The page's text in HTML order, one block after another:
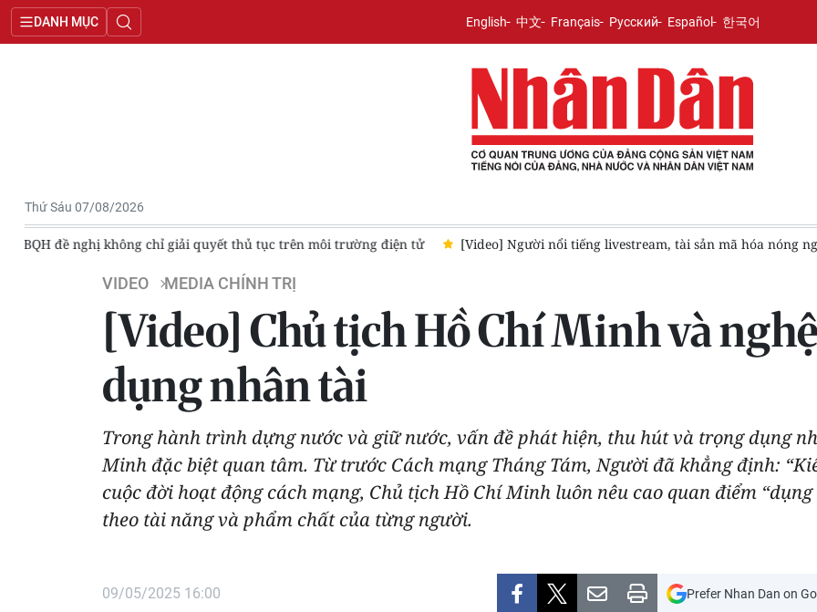
DANH MỤC English 中文 Français Русский Español 한국어
Thứ Sáu 07/08/2026
[Video] Người nổi tiếng livestream, tài sản mã hóa nóng nghị trường chiều 6/8 [Video] Việt Nam - Thái Lan hướng tới
VIDEO MEDIA CHÍNH TRỊ
[Video] Chủ tịch Hồ Chí Minh và
dụng nhân tài
Trong hành trình dựng nước và giữ nước, vấn đề phát hiện, thu hút và trọng dụng
Minh đặc biệt quan tâm. Từ trước Cách mạng Tháng Tám, Người đã khẳng định:
cuộc đời hoạt động cách mạng, Chủ tịch Hồ Chí Minh luôn nêu cao quan điểm
theo tài năng và phẩm chất của từng người.
09/05/2025 16:00 Prefer Nhan Dan on